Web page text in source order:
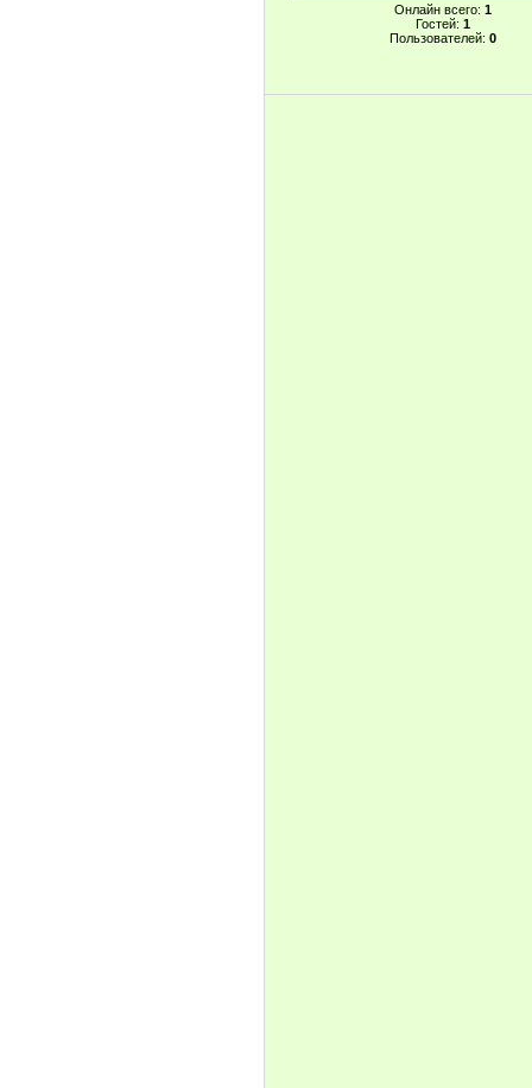
Онлайн всего: 1
Гостей: 1
Пользователей: 0